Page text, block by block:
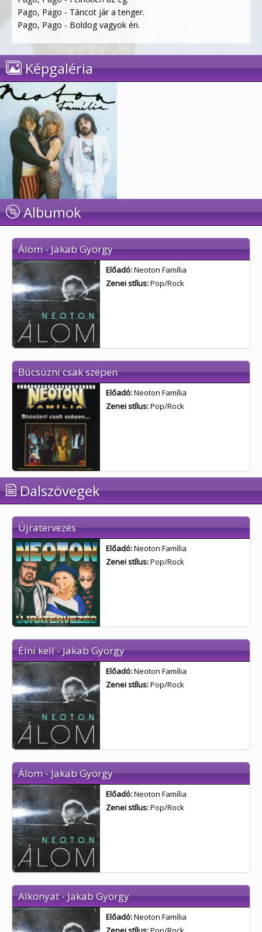
Pago, Pago - Táncot jár a tenger.
Pago, Pago - Boldog vagyok én.
Képgaléria
Albumok
Álom - Jakab György
Előadó:Neoton Família
Zenei stílus:Pop/Rock
Búcsúzni csak szépen
Előadó:Neoton Família
Zenei stílus:Pop/Rock
Dalszövegek
Újratervezés
Előadó:Neoton Família
Zenei stílus:Pop/Rock
Élni kell - Jakab György
Előadó:Neoton Família
Zenei stílus:Pop/Rock
Álom - Jakab György
Előadó:Neoton Família
Zenei stílus:Pop/Rock
Alkonyat - Jakab György
Előadó:Neoton Família